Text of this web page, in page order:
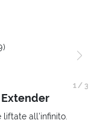
Extender
all’infinito.
1 / 3